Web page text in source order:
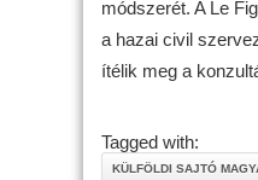
módszerét. A Le
a hazai civil
ítélik meg a
Tagged with:
KÜLFÖLDI SAJTÓ